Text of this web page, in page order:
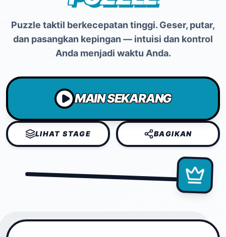
Puzzle taktil berkecepatan tinggi. Geser, putar,
dan pasangkan kepingan — intuisi dan kontrol
Anda menjadi waktu Anda.
MAIN SEKARANG
LIHAT STAGE BAGIKAN